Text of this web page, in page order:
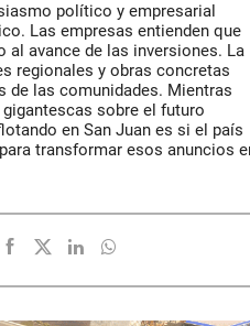
político y empresarial
Las empresas entienden que
avance de las inversiones. La
regionales y obras concretas
de las comunidades. Mientras
sobre el futuro
en San Juan es si el país
transformar esos anuncios